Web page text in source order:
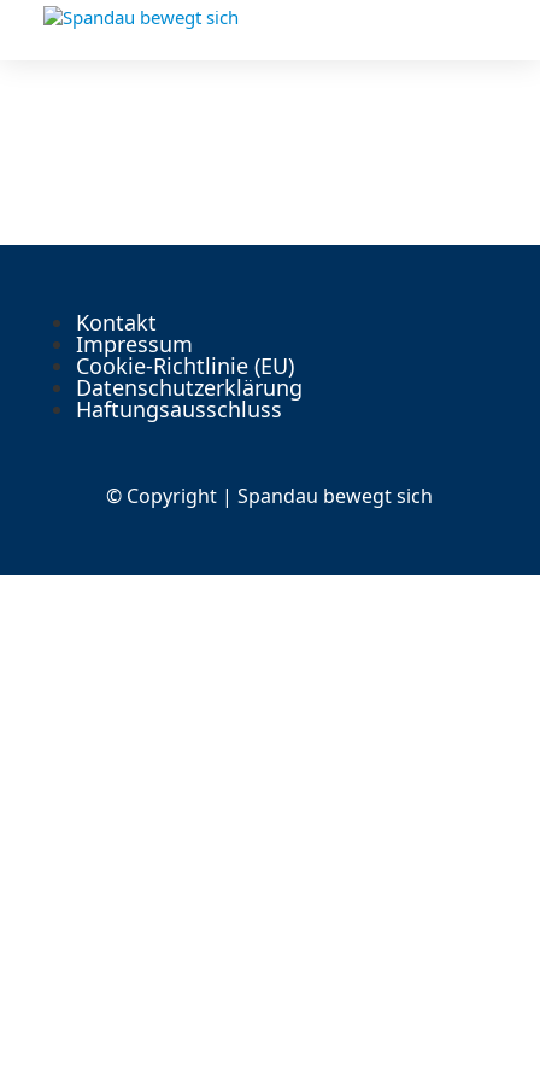
Kontakt
Impressum
Cookie-Richtlinie (EU)
Datenschutzerklärung
Haftungsausschluss
© Copyright | Spandau bewegt sich